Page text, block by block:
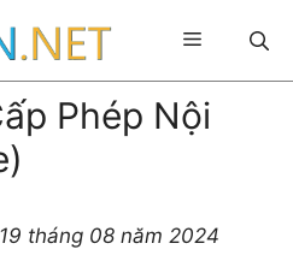
Menu
Phép Nội
tháng 08 năm 2024